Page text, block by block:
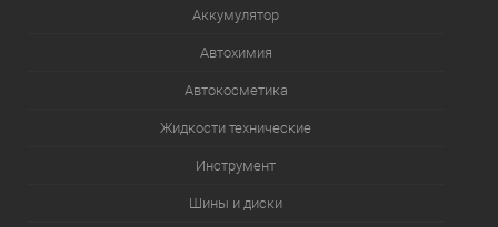
Аккумулятор
Автохимия
Автокосметика
Жидкости технические
Инструмент
Шины и диски